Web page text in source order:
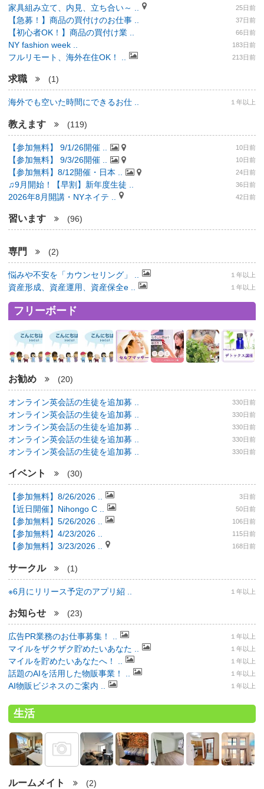
家具組み立て、内見、立ち合い～ .. 25日前
【急募！】商品の買付けのお仕事 .. 37日前
【初心者OK！】商品の買付け業 .. 66日前
NY fashion week .. 183日前
フルリモート、海外在住OK！ .. 213日前
求職 (1)
海外でも空いた時間にできるお仕 .. １年以上
教えます (119)
【参加無料】 9/1/26開催 .. 10日前
【参加無料】 9/3/26開催 .. 10日前
【参加無料】8/12開催・日本 .. 24日前
♫9月開始！【早割】新年度生徒 .. 36日前
2026年8月開講・NYネイテ .. 42日前
習います (96)
専門 (2)
悩みや不安を「カウンセリング」 .. １年以上
資産形成、資産運用、資産保全e .. １年以上
フリーボード
お勧め (20)
オンライン英会話の生徒を追加募 .. 330日前
オンライン英会話の生徒を追加募 .. 330日前
オンライン英会話の生徒を追加募 .. 330日前
オンライン英会話の生徒を追加募 .. 330日前
オンライン英会話の生徒を追加募 .. 330日前
イベント (30)
【参加無料】8/26/2026 .. 3日前
【近日開催】Nihongo C .. 50日前
【参加無料】5/26/2026 .. 106日前
【参加無料】4/23/2026 .. 115日前
【参加無料】3/23/2026 .. 168日前
サークル (1)
※6月にリリース予定のアプリ紹 .. １年以上
お知らせ (23)
広告PR業務のお仕事募集！ .. １年以上
マイルをザクザク貯めたいあなた .. １年以上
マイルを貯めたいあなたへ！ .. １年以上
話題のAIを活用した物販事業！ .. １年以上
AI物販ビジネスのご案内 .. １年以上
生活
ルームメイト (2)